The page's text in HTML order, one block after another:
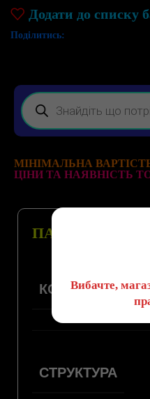
Додати до списку
Поділитись:
МІНІМАЛЬНА
ЦІНИ ТА НАЯВНІСТЬ
ПАРАМЕТРИ
КОРПУС, ТИП
СТРУКТУРА
Вибачте,